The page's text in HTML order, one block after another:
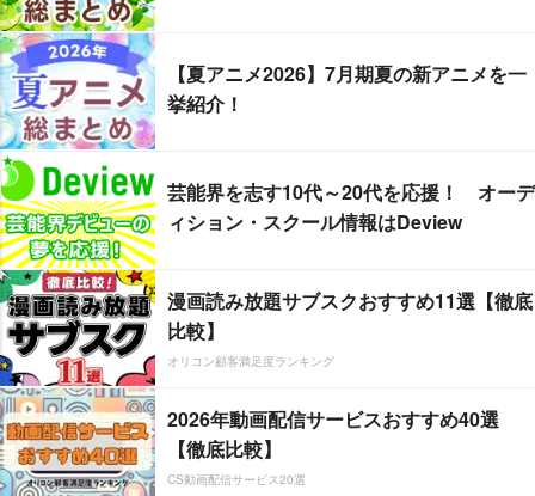
【夏アニメ2026】7月期夏の新アニメを一
挙紹介！
芸能界を志す10代～20代を応援！ オーデ
ィション・スクール情報はDeview
漫画読み放題サブスクおすすめ11選【徹底
比較】
オリコン顧客満足度ランキング
2026年動画配信サービスおすすめ40選
【徹底比較】
CS動画配信サービス20選